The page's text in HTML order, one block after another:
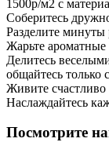
1500р/м2 с
Соберитесь
Разделите
Жарьте
Делитесь
общайтесь только
Живите
Наслаждайтесь
Посмотрите